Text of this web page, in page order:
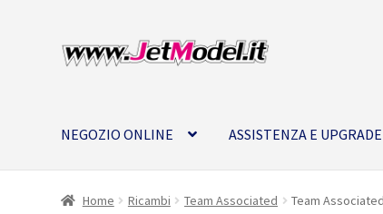
Vai
alla
Vai
al
NEGOZIO ONLINE ASSISTENZA E UPGRADE
Home Ricambi Team Associated Team